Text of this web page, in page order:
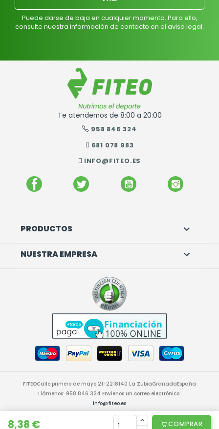
8,38 € COMPRAR
Puede darse de baja en cualquier momento. Para ello,
consulte nuestra información de contacto en el aviso legal.
Te atendemos de 8:00 a 20:00
958 846 324
681 078 983
INFO@FITEO.ES
FACEBOOK TWITTER YOUTUBE
PRODUCTOS 
NUESTRA EMPRESA 
FITEOCalle primero de mayo 21-2218140 La ZubiaGranadaEspaña
Llámenos: 958 846 324 Envíenos un correo electrónico:
info@fiteo.es
© 2026 - Software Ecommerce desarrollado por PrestaShop™